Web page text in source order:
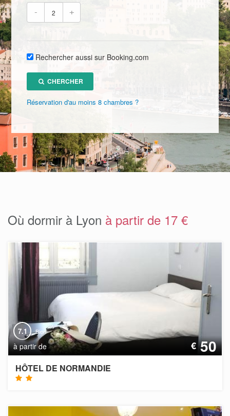
- +
Rechercher aussi sur Booking.com
CHERCHER
Réservation d'au moins 8 chambres ?
Où dormir à Lyon à partir de 17 €
7.1 Bien
à partir de €50
HÔTEL DE NORMANDIE